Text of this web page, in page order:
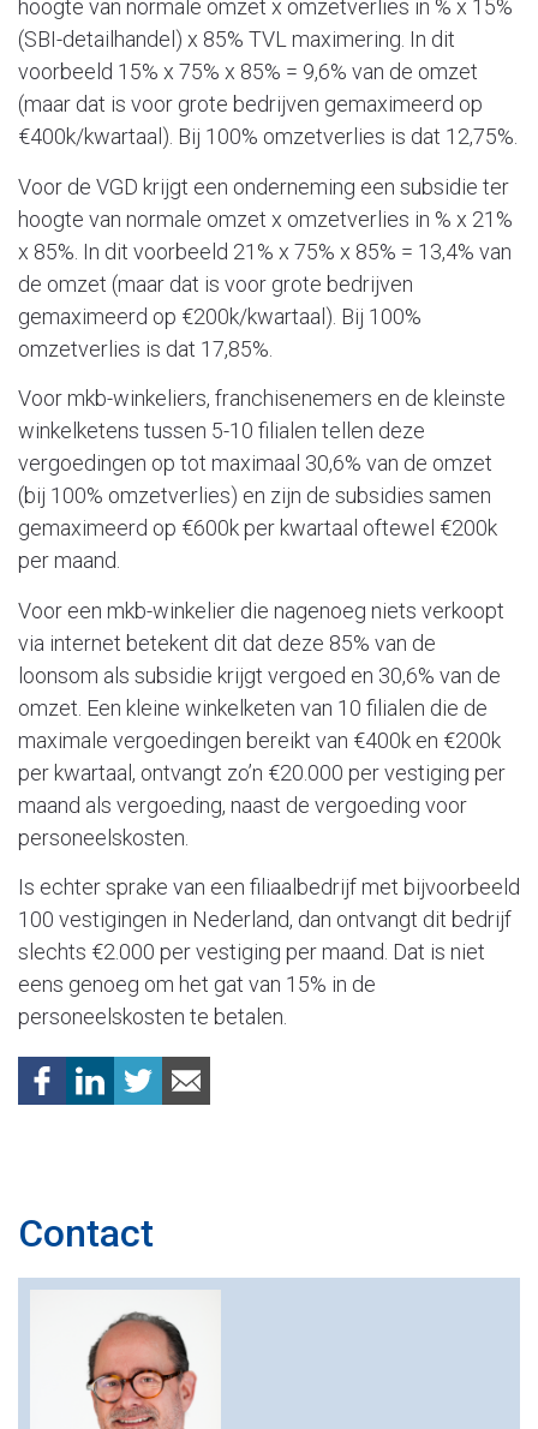
hoogte van normale omzet x omzetverlies in % x 15%
(SBI-detailhandel) x 85% TVL maximering. In dit
voorbeeld 15% x 75% x 85% = 9,6% van de omzet
(maar dat is voor grote bedrijven gemaximeerd op
€400k/kwartaal). Bij 100% omzetverlies is dat 12,75%.
Voor de VGD krijgt een onderneming een subsidie ter
hoogte van normale omzet x omzetverlies in % x 21%
x 85%. In dit voorbeeld 21% x 75% x 85% = 13,4% van
de omzet (maar dat is voor grote bedrijven
gemaximeerd op €200k/kwartaal). Bij 100%
omzetverlies is dat 17,85%.
Voor mkb-winkeliers, franchisenemers en de kleinste
winkelketens tussen 5-10 filialen tellen deze
vergoedingen op tot maximaal 30,6% van de omzet
(bij 100% omzetverlies) en zijn de subsidies samen
gemaximeerd op €600k per kwartaal oftewel €200k
per maand.
Voor een mkb-winkelier die nagenoeg niets verkoopt
via internet betekent dit dat deze 85% van de
loonsom als subsidie krijgt vergoed en 30,6% van de
omzet. Een kleine winkelketen van 10 filialen die de
maximale vergoedingen bereikt van €400k en €200k
per kwartaal, ontvangt zo’n €20.000 per vestiging per
maand als vergoeding, naast de vergoeding voor
personeelskosten.
Is echter sprake van een filiaalbedrijf met bijvoorbeeld
100 vestigingen in Nederland, dan ontvangt dit bedrijf
slechts €2.000 per vestiging per maand. Dat is niet
eens genoeg om het gat van 15% in de
personeelskosten te betalen.
Contact